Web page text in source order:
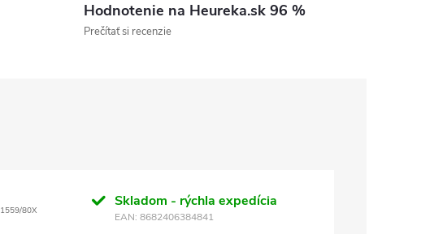
Hodnotenie na Heureka.sk 96 %
Prečítať si recenzie
1559/80X
Skladom - rýchla expedícia
EAN: 8682406384841